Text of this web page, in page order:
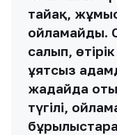
тайғақ,
ойламайды.
салып,
ұятсыз
жағдайда
түгілі,